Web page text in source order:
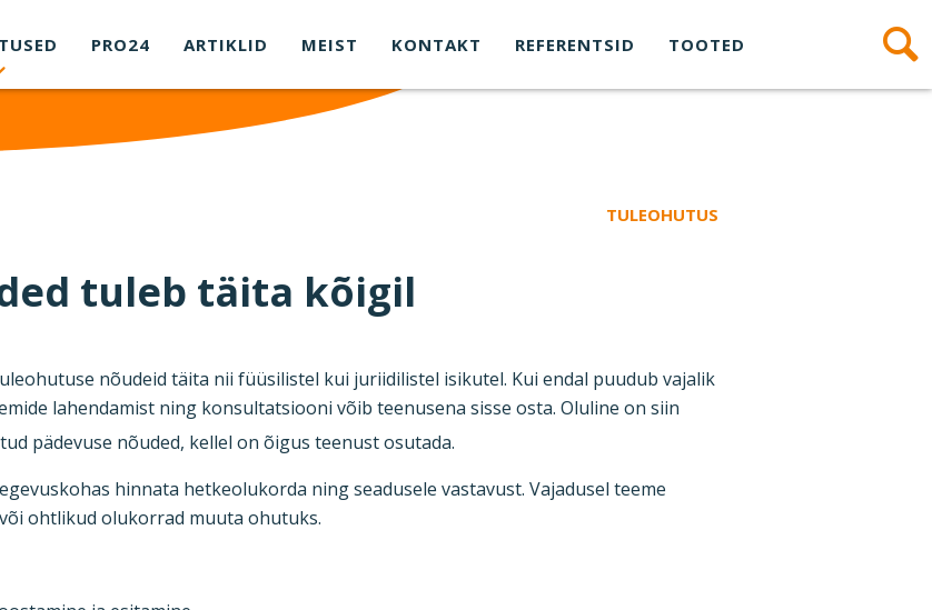
PRO24 ARTIKLID MEIST KONTAKT REFERENTSID TOOTED
TULEOHUTUS
tuleb täita kõigil
nõudeid täita nii füüsilistel kui juriidilistel isikutel. Kui endal puudub vajalik
lahendamist ning konsultatsiooni võib teenusena sisse osta. Oluline on siin
pädevuse nõuded, kellel on õigus teenust osutada.
hinnata hetkeolukorda ning seadusele vastavust. Vajadusel teeme
ohtlikud olukorrad muuta ohutuks.